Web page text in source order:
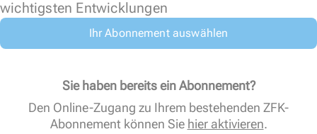
wichtigsten Entwicklungen
Ihr Abonnement auswählen
Sie haben bereits ein Abonnement?
Den Online-Zugang zu Ihrem bestehenden ZFK-
Abonnement können Sie hier aktivieren.